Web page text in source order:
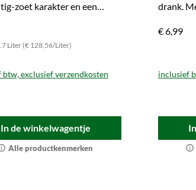
zoet karakter en een
Liter (€ 128,56/Liter)
btw, exclusief verzendkosten
In de winkelwagentje
Alle productkenmerken
drank.
€ 6,99
inclusief